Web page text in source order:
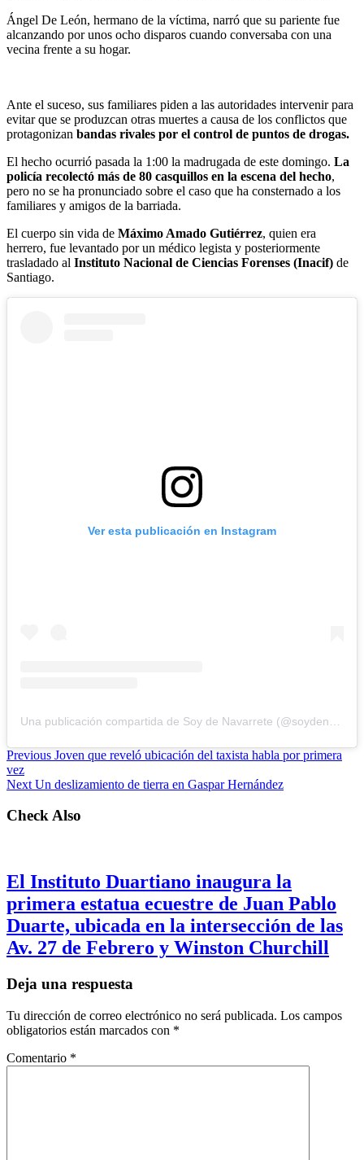
Ángel De León, hermano de la víctima, narró que su pariente fue
alcanzando por unos ocho disparos cuando conversaba con una
vecina frente a su hogar.
Ante el suceso, sus familiares piden a las autoridades intervenir para
evitar que se produzcan otras muertes a causa de los conflictos que
protagonizan bandas rivales por el control de puntos de drogas.
El hecho ocurrió pasada la 1:00 la madrugada de este domingo. La
policía recolectó más de 80 casquillos en la escena del hecho,
pero no se ha pronunciado sobre el caso que ha consternado a los
familiares y amigos de la barriada.
El cuerpo sin vida de Máximo Amado Gutiérrez, quien era
herrero, fue levantado por un médico legista y posteriormente
trasladado al Instituto Nacional de Ciencias Forenses (Inacif) de
Santiago.
Ver esta publicación en Instagram
Previous Joven que reveló ubicación del taxista habla por primera
vez
Next Un deslizamiento de tierra en Gaspar Hernández
Check Also
El Instituto Duartiano inaugura la
primera estatua ecuestre de Juan Pablo
Duarte, ubicada en la intersección de las
Av. 27 de Febrero y Winston Churchill
Deja una respuesta
Tu dirección de correo electrónico no será publicada. Los campos
obligatorios están marcados con *
Comentario *